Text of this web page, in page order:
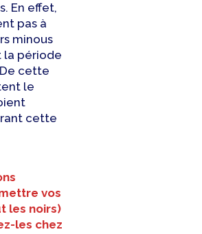
En effet,
pas à
minous
la période
cette
le
cette
vos
les noirs)
les chez